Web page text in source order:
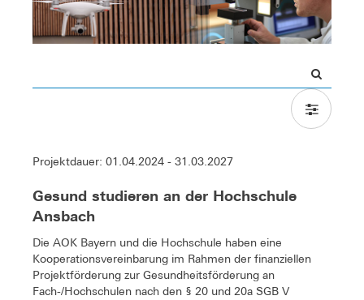
Projektdauer: 01.04.2024 - 31.03.2027
Gesund studieren an der Hochschule
Ansbach
Die AOK Bayern und die Hochschule haben eine
Kooperationsvereinbarung im Rahmen der finanziellen
Projektförderung zur Gesundheitsförderung an
Fach-/Hochschulen nach den § 20 und 20a SGB V